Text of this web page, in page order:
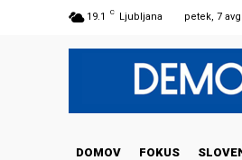
19.1 C Ljubljana petek, 7
DOMOV FOKUS